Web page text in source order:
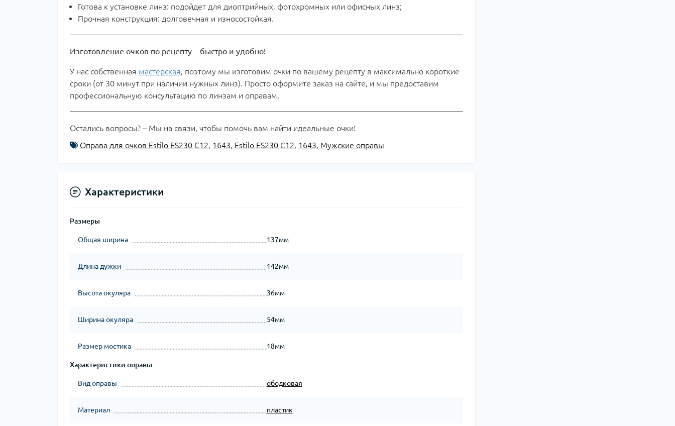
Готова к установке линз: подойдет для диоптрийных, фотохромных или офисных линз;
Прочная конструкция: долговечная и износостойкая.
Изготовление очков по рецепту – быстро и удобно!
У нас собственная мастерская, поэтому мы изготовим очки по вашему рецепту в максимально короткие
сроки (от 30 минут при наличии нужных линз). Просто оформите заказ на сайте, и мы предоставим
профессиональную консультацию по линзам и оправам.
Остались вопросы? – Мы на связи, чтобы помочь вам найти идеальные очки!
Оправа для очков Estilo ES230 C12, 1643, Estilo ES230 C12, 1643, Мужские оправы
Характеристики
Размеры
Общая ширина 137мм
Длина дужки 142мм
Высота окуляра 36мм
Ширина окуляра 54мм
Размер мостика 18мм
Характеристики оправы
Вид оправы ободковая
Материал пластик